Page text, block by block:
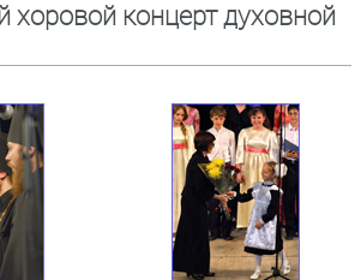
хоровой концерт духовной